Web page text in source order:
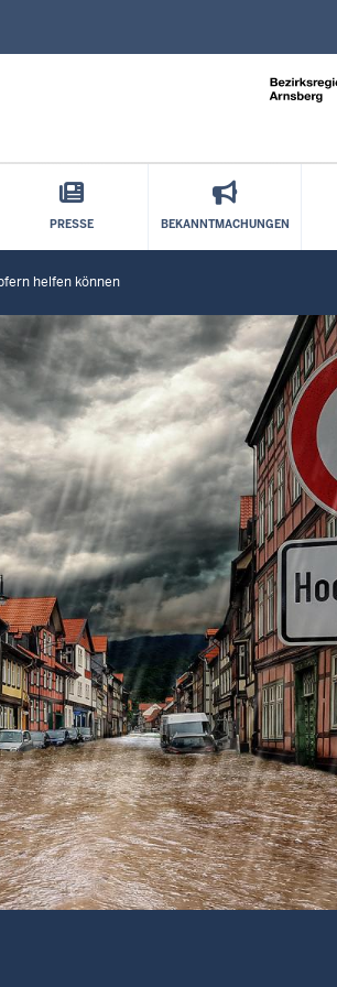
PRESSE BEKANNTMACHUNGEN
helfen können